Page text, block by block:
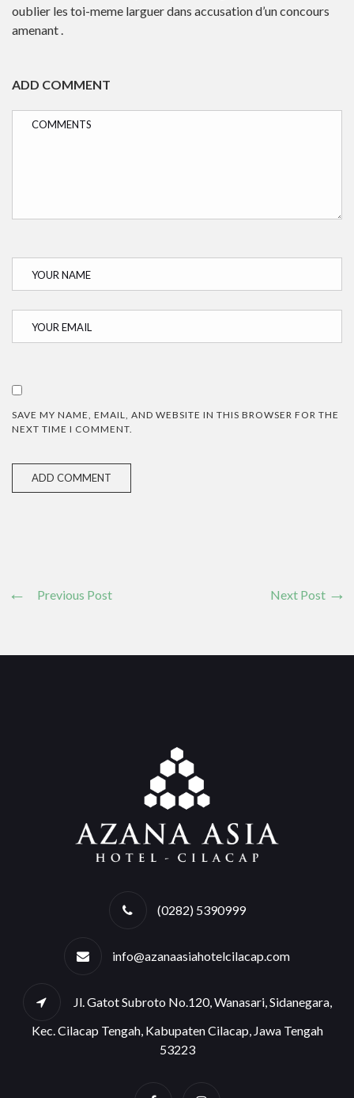
oublier les toi-meme larguer dans accusation d’un concours
amenant .
ADD COMMENT
SAVE MY NAME, EMAIL, AND WEBSITE IN THIS BROWSER FOR THE
NEXT TIME I COMMENT.
Previous Post Next Post
(0282) 5390999
info@azanaasiahotelcilacap.com
Jl. Gatot Subroto No.120, Wanasari, Sidanegara,
Kec. Cilacap Tengah, Kabupaten Cilacap, Jawa Tengah
53223